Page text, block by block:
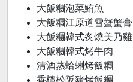
大飯糰泡菜鮪魚
大飯糰江原道雪蟹蟹膏
大飯糰韓式炙燒美乃雞
大飯糰韓式烤牛肉
清酒蒸蛤蜊烤飯糰
香檸松阪豬烤飯糰